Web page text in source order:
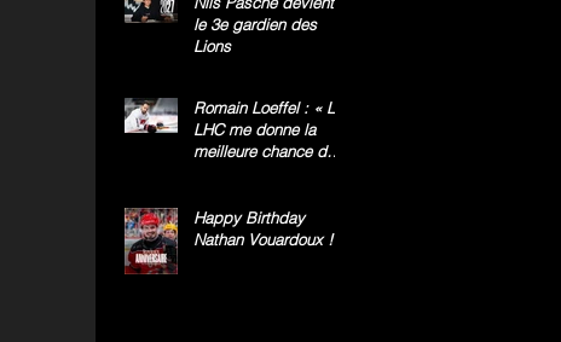
le 3e gardien des
Lions
Romain Loeffel : « Le
LHC me donne la
meilleure chance de
Happy Birthday
Nathan Vouardoux !